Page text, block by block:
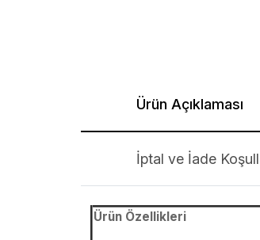
Ürün Açıklaması
İptal ve İade
Ürün Özellikleri